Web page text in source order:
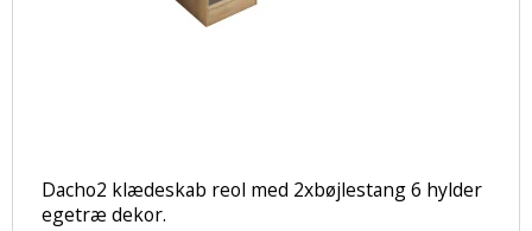
Dacho2 klædeskab reol med 2xbøjlestang 6 hylder
egetræ dekor.